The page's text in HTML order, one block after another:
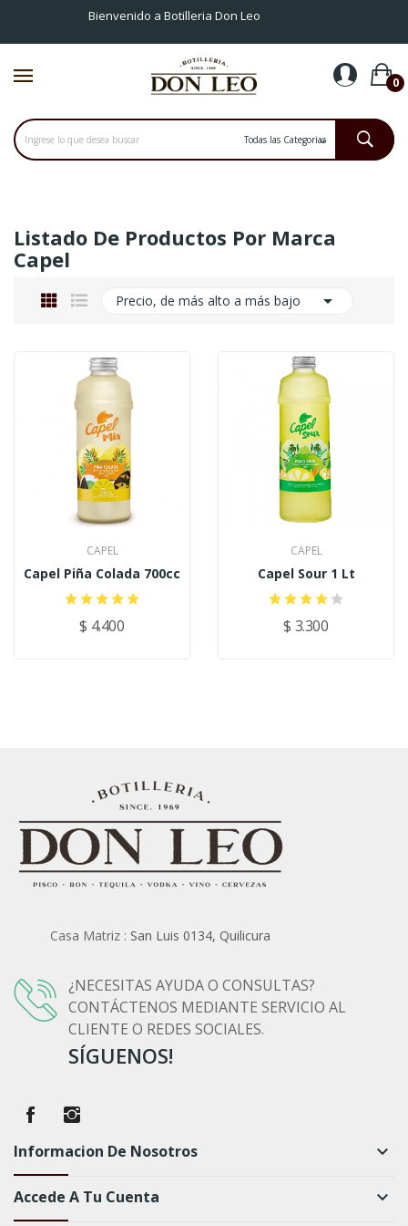
Bienvenido a Botilleria Don Leo
0
Listado De Productos Por Marca
Capel
Precio, de más alto a más bajo 
CAPEL
Capel Piña Colada 700cc
$ 4.400
CAPEL
Capel Sour 1 Lt
$ 3.300
Casa Matriz : San Luis 0134, Quilicura
¿NECESITAS AYUDA O CONSULTAS?
CONTÁCTENOS MEDIANTE SERVICIO AL
CLIENTE O REDES SOCIALES.
SÍGUENOS!
Informacion De Nosotros keyboard_arrow_down
Accede A Tu Cuenta keyboard_arrow_down